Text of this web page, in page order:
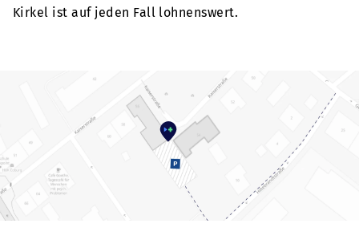
Kirkel ist auf jeden Fall lohnenswert.